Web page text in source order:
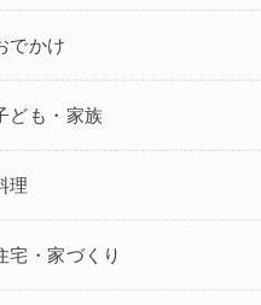
でかけ
ども・家族
理
宅・家づくり